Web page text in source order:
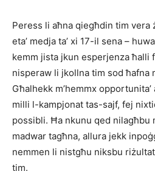
Peress li aħna qiegħdin tim vera
eta’ medja ta’ xi 17-il sena –
kemm jista jkun esperjenza
nisperaw li jkollna tim sod ħafna
Għalhekk m’hemmx
milli l-kampjonat tas-sajf, fej
possibli. Ħa nkunu qed nilagħbu
madwar tagħna, allura jekk
nemmen li nistgħu niksbu
tim.